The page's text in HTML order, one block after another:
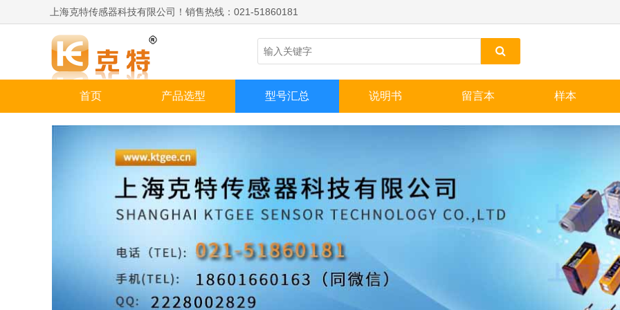
上海克特传感器科技有限公司！销售热线：021-51860181
首页 产品选型 型号汇总 说明书 留言本 样本